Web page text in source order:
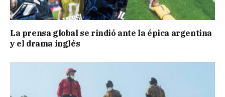
La prensa global se rindió ante la épica argentina
y el drama inglés